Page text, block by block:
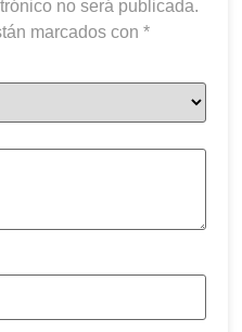
no será publicada.
marcados con*